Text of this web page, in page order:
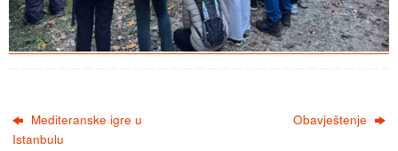
Mediteranske igre u
Istanbulu
Obavještenje